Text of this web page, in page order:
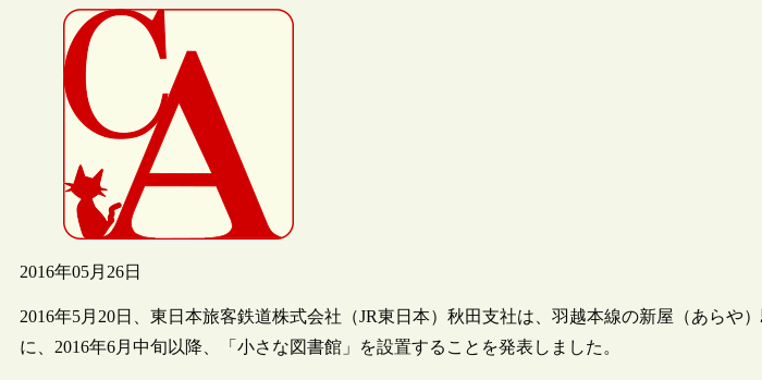
2016年05月26日
2016年5月20日、東日本旅客鉄道株式会社（JR東日本）秋田支社は、羽越本線の新屋（あらや
に、2016年6月中旬以降、「小さな図書館」を設置することを発表しました。